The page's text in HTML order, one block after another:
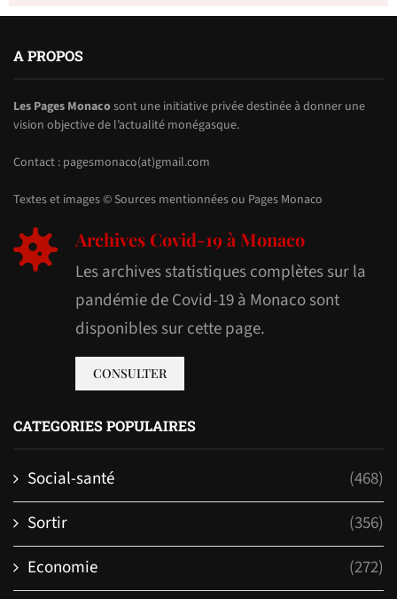
A PROPOS
Les Pages Monacosont une initiative privée destinée à donner une
vision objective de l’actualité monégasque.
Contact : pagesmonaco(at)gmail.com
Textes et images © Sources mentionnées ou Pages Monaco
Archives Covid-19 à Monaco
Les archives statistiques complètes sur la
pandémie de Covid-19 à Monaco sont
disponibles sur cette page.
CONSULTER
CATEGORIES POPULAIRES
Social-santé
(468)
Sortir
(356)
Economie
(272)